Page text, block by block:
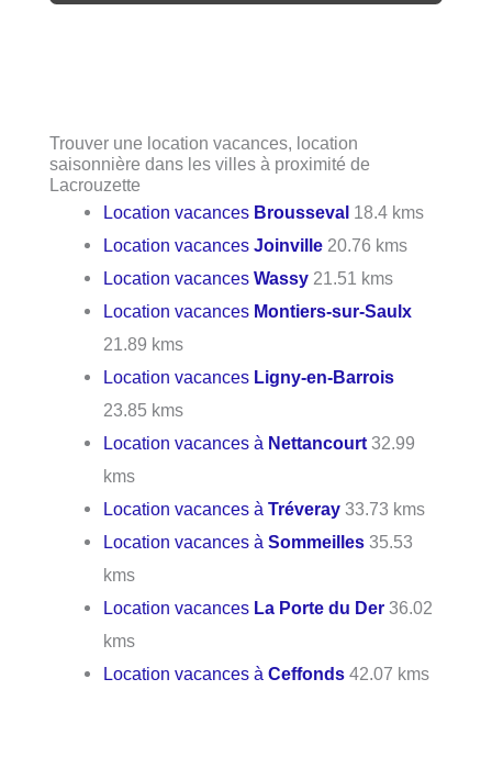
Trouver une location vacances, location
saisonnière dans les villes à proximité de
Lacrouzette
Location vacances Brousseval 18.4 kms
Location vacancesJoinville 20.76 kms
Location vacancesWassy 21.51 kms
Location vacances Montiers-sur-Saulx
21.89 kms
Location vacances Ligny-en-Barrois
23.85 kms
Location vacances à Nettancourt 32.99
kms
Location vacances àTréveray 33.73 kms
Location vacances àSommeilles 35.53
kms
Location vacances La Porte du Der 36.02
kms
Location vacances àCeffonds 42.07 kms